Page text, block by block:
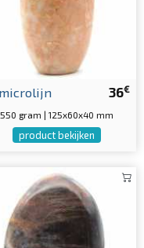
36€
microlijn
550 gram | 125x60x40 mm
product bekijken